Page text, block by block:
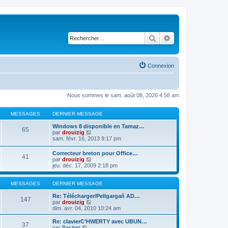
Rechercher
Connexion
Nous sommes le sam. août 08, 2026 4:58 am
MESSAGES DERNIER MESSAGE
65
Windows 8 disponible en Tamaz…
par drouizig
o
u
l
t
e
r
l
d
e
r
n
i
sam. févr. 16, 2013 9:17 pm
41
Correcteur breton pour Office…
par drouizig
o
n
s
u
l
t
r
l
e
jeu. déc. 17, 2009 2:18 pm
MESSAGES DERNIER MESSAGE
147
Re: Télécharger/Pellgargañ AD…
par drouizig
o
n
s
dim. avr. 04, 2010 10:24 am
37
Re: clavierC'HWERTY avec UBUN…